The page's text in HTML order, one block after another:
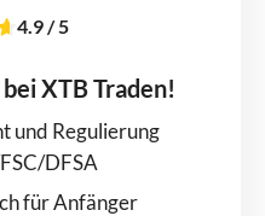
4.9 / 5
XTB Traden!
und Regulierung
DFSA
für Anfänger